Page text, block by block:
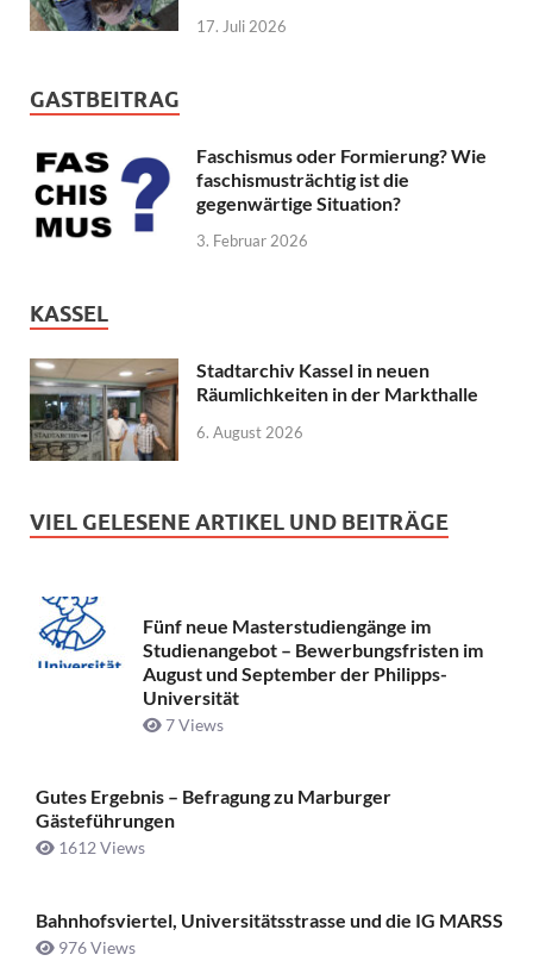
17. Juli 2026
GASTBEITRAG
Faschismus oder Formierung? Wie
faschismusträchtig ist die
gegenwärtige Situation?
3. Februar 2026
KASSEL
Stadtarchiv Kassel in neuen
Räumlichkeiten in der Markthalle
6. August 2026
VIEL GELESENE ARTIKEL UND BEITRÄGE
Fünf neue Masterstudiengänge im
Studienangebot – Bewerbungsfristen im
August und September der Philipps-
Universität
7 Views
Gutes Ergebnis – Befragung zu Marburger
Gästeführungen
1612 Views
Bahnhofsviertel, Universitätsstrasse und die IG MARSS
976 Views